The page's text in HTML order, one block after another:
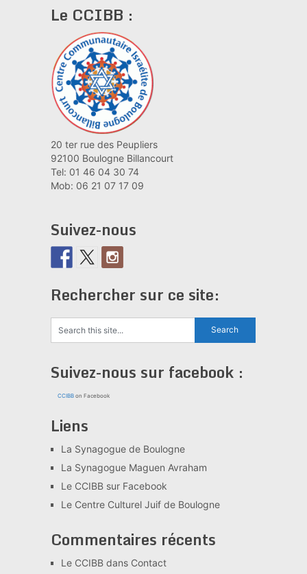
Le CCIBB :
20 ter rue des Peupliers
92100 Boulogne Billancourt
Tel: 01 46 04 30 74
Mob: 06 21 07 17 09
Suivez-nous
Rechercher sur ce site:
Suivez-nous sur facebook :
CCIBBon Facebook
Liens
La Synagogue de Boulogne
La Synagogue Maguen Avraham
Le CCIBB sur Facebook
Le Centre Culturel Juif de Boulogne
Commentaires récents
Le CCIBBdans Contact